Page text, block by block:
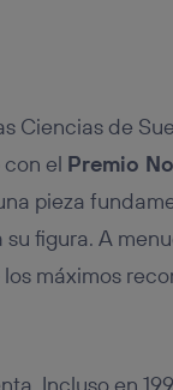
Ciencias de
el Premio
pieza
figura. A
máximos